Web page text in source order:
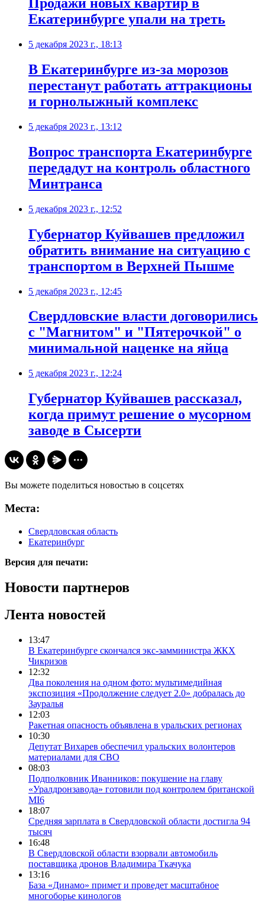
Продажи новых квартир в
Екатеринбурге упали на треть
5 декабря 2023 г., 18:13
В Екатеринбурге из-за морозов
перестанут работать аттракционы
и горнолыжный комплекс
5 декабря 2023 г., 13:12
Вопрос транспорта Екатеринбурге
передадут на контроль областного
Минтранса
5 декабря 2023 г., 12:52
Губернатор Куйвашев предложил
обратить внимание на ситуацию с
транспортом в Верхней Пышме
5 декабря 2023 г., 12:45
Свердловские власти договорились
с "Магнитом" и "Пятерочкой" о
минимальной наценке на яйца
5 декабря 2023 г., 12:24
Губернатор Куйвашев рассказал,
когда примут решение о мусорном
заводе в Сысерти
Вы можете поделиться новостью в соцсетях
Места:
Свердловская область
Екатеринбург
Версия для печати:
Новости партнеров
Лента новостей
13:47
В Екатеринбурге скончался экс-замминистра ЖКХ
Чикризов
12:32
Два поколения на одном фото: мультимедийная
экспозиция «Продолжение следует 2.0» добралась до
Зауралья
12:03
Ракетная опасность объявлена в уральских регионах
10:30
Депутат Вихарев обеспечил уральских волонтеров
материалами для СВО
08:03
Подполковник Иванников: покушение на главу
«Уралдронзавода» готовили под контролем британской
MI6
18:07
Средняя зарплата в Свердловской области достигла 94
тысяч
16:48
В Свердловской области взорвали автомобиль
поставщика дронов Владимира Ткачука
13:16
База «Динамо» примет и проведет масштабное
многоборье кинологов